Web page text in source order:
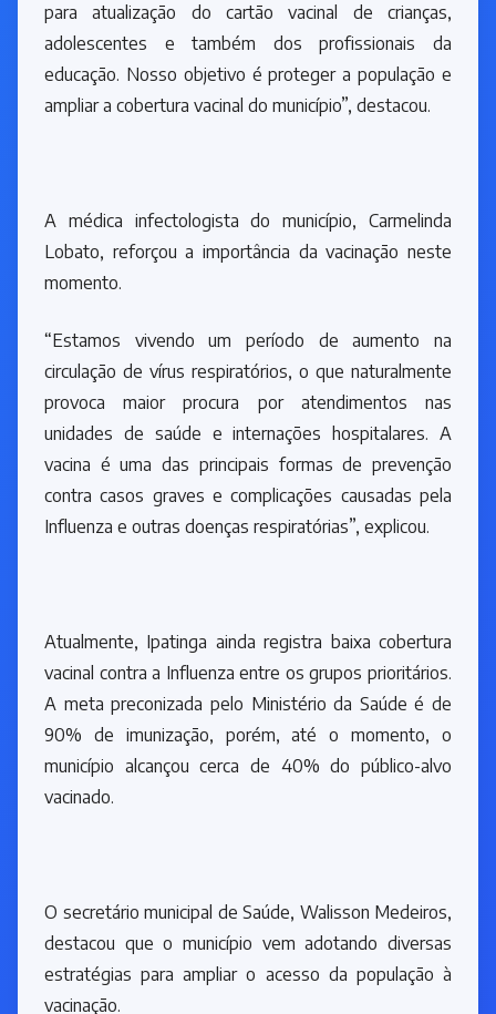
para atualização do cartão vacinal de crianças,
adolescentes e também dos profissionais da
educação. Nosso objetivo é proteger a população e
ampliar a cobertura vacinal do município”, destacou.
A médica infectologista do município, Carmelinda
Lobato, reforçou a importância da vacinação neste
momento.
“Estamos vivendo um período de aumento na
circulação de vírus respiratórios, o que naturalmente
provoca maior procura por atendimentos nas
unidades de saúde e internações hospitalares. A
vacina é uma das principais formas de prevenção
contra casos graves e complicações causadas pela
Influenza e outras doenças respiratórias”, explicou.
Atualmente, Ipatinga ainda registra baixa cobertura
vacinal contra a Influenza entre os grupos prioritários.
A meta preconizada pelo Ministério da Saúde é de
90% de imunização, porém, até o momento, o
município alcançou cerca de 40% do público-alvo
vacinado.
O secretário municipal de Saúde, Walisson Medeiros,
destacou que o município vem adotando diversas
estratégias para ampliar o acesso da população à
vacinação.